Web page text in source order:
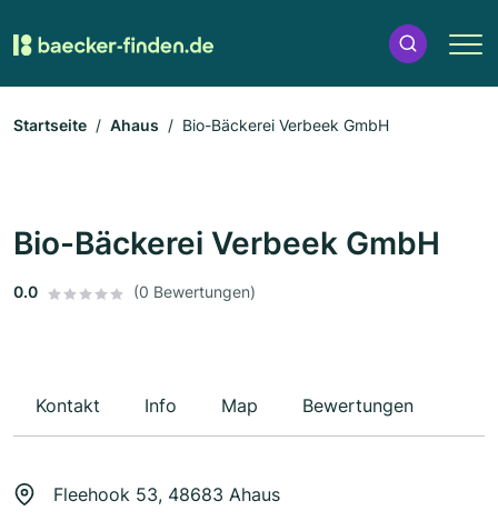
Startseite Ahaus Bio-Bäckerei Verbeek GmbH
Bio-Bäckerei Verbeek GmbH
0.0 (0 Bewertungen)
Kontakt Info Map Bewertungen
Fleehook 53, 48683 Ahaus